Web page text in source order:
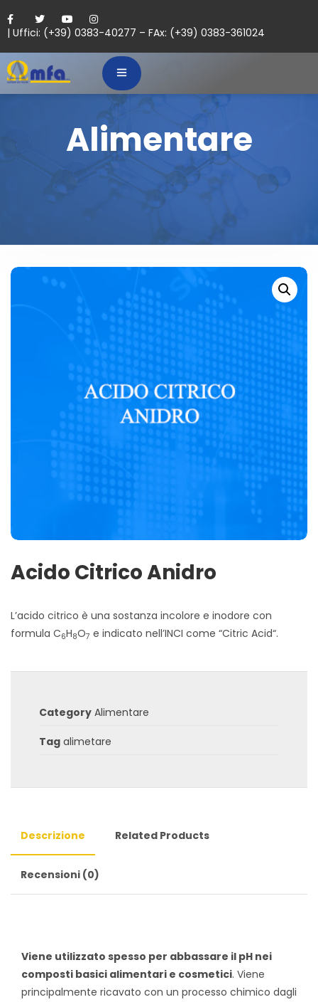
| Uffici: (+39) 0383-40277 – FAx: (+39) 0383-361024
Alimentare
Acido Citrico Anidro
L’acido citrico è una sostanza incolore e inodore con
formula C6H8O7 e indicato nell’INCI come “Citric Acid“.
Category Alimentare
Tag alimetare
Descrizione Related Products
Recensioni (0)
Viene utilizzato spesso per abbassare il pH nei
composti basici alimentari e cosmetici. Viene
principalmente ricavato con un processo chimico dagli